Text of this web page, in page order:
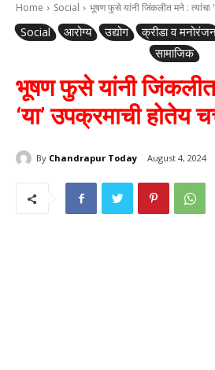
Home Social भूषण फुसे यांनी जिंकलीत मने : त्यांचा
Social आरोग्य उद्योग क्रीडा व
सामाजिक
भूषण फुसे यांनी जिंकलीत
‘या’ उपक्रमाची होतेय
By Chandrapur Today August 4, 2024